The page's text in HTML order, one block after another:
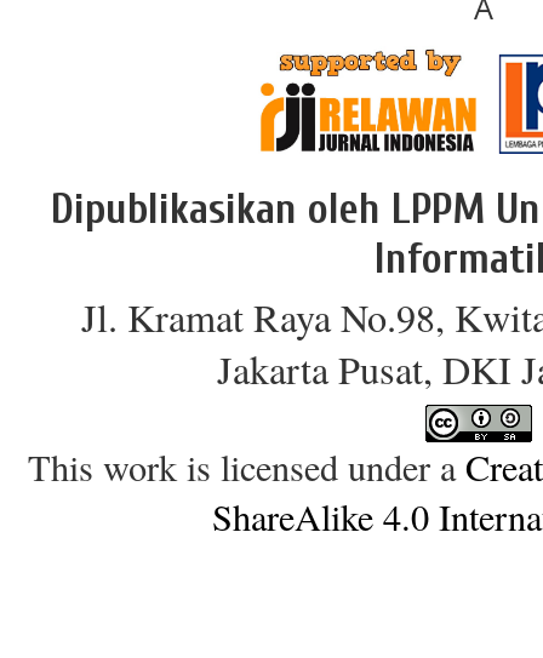
Dipublikasikan oleh LPPM
Jl. Kramat Raya No.98,
Jakarta Pusat, DKI
This work is licensed under a
ShareAlike 4.0